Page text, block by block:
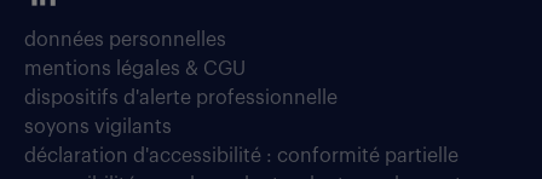
données personnelles
mentions légales & CGU
dispositifs d'alerte professionnelle
soyons vigilants
déclaration d'accessibilité : conformité partielle